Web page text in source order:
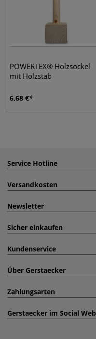
POWERTEX® Holzsockel
mit Holzstab
6,68 €
Service Hotline
Versandkosten
Newsletter
Sicher einkaufen
Kundenservice
Über Gerstaecker
Zahlungsarten
Gerstaecker im Social Web